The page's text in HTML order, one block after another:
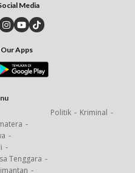
Media
Apps
Tenggara
Politik Kriminal